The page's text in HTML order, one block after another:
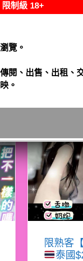
限熟客
泰國
限制級 18+
覽。
閱、出售、出租、
。